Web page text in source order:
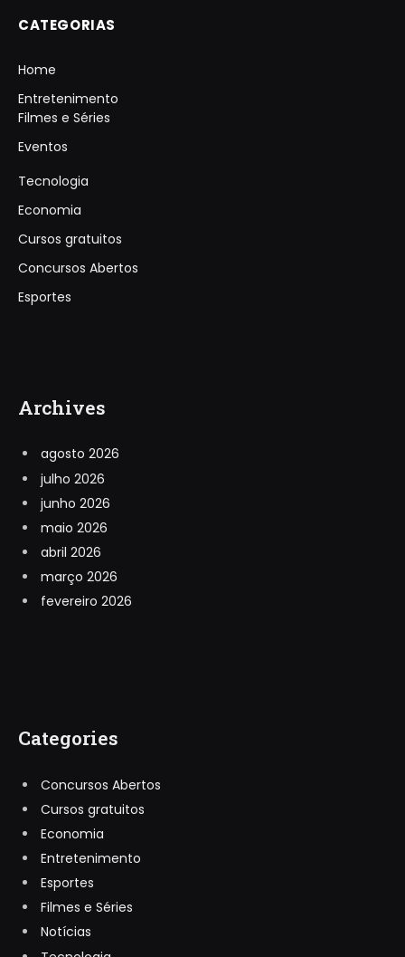
CATEGORIAS
Home
Entretenimento
Filmes e Séries
Eventos
Tecnologia
Economia
Cursos gratuitos
Concursos Abertos
Esportes
Archives
agosto 2026
julho 2026
junho 2026
maio 2026
abril 2026
março 2026
fevereiro 2026
Categories
Concursos Abertos
Cursos gratuitos
Economia
Entretenimento
Esportes
Filmes e Séries
Notícias